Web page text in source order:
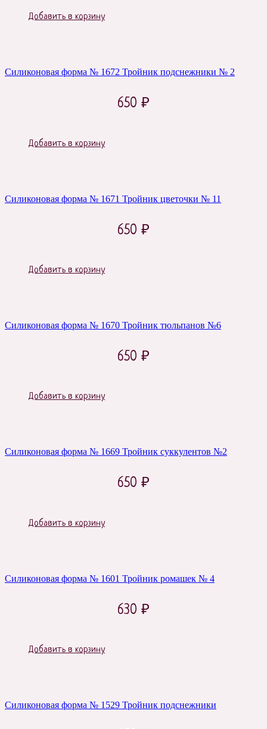
Добавить в корзину
Силиконовая форма № 1672 Тройник подснежники № 2
650 ₽
Добавить в корзину
Силиконовая форма № 1671 Тройник цветочки № 11
650 ₽
Добавить в корзину
Силиконовая форма № 1670 Тройник тюльпанов №6
650 ₽
Добавить в корзину
Силиконовая форма № 1669 Тройник суккулентов №2
650 ₽
Добавить в корзину
Силиконовая форма № 1601 Тройник ромашек № 4
630 ₽
Добавить в корзину
Силиконовая форма № 1529 Тройник подснежники